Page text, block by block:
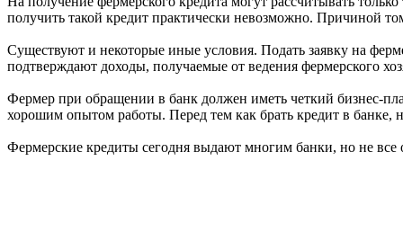
получить такой кредит практически невозможно. Причиной
Существуют и некоторые иные условия. Подать заявку на
подтверждают доходы, получаемые от ведения фермерского
Фермер при обращении в банк должен иметь четкий бизнес-
хорошим опытом работы. Перед тем как брать кредит в банке,
Фермерские кредиты сегодня выдают многим банки, но не все